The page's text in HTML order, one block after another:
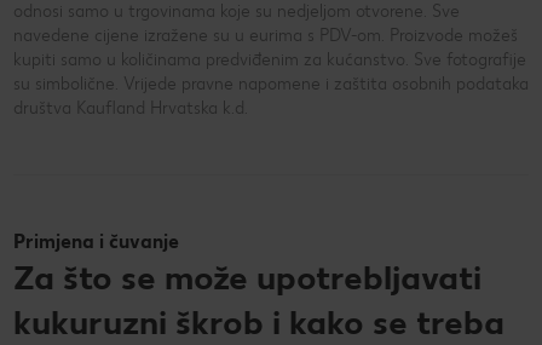
odnosi samo u trgovinama koje su nedjeljom otvorene. Sve
navedene cijene izražene su u eurima s PDV-om. Proizvode možeš
kupiti samo u količinama predviđenim za kućanstvo. Sve fotografije
su simbolične. Vrijede pravne napomene i zaštita osobnih podataka
društva Kaufland Hrvatska k.d.
Primjena i čuvanje
Za što se može upotrebljavati
kukuruzni škrob i kako se treba